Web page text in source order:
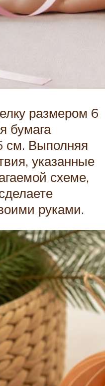
размером 6
бумага
см. Выполняя
указанные
схеме,
руками.